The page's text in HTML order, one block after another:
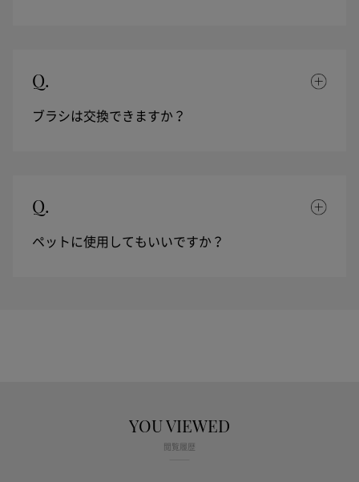
Q.
ブラシは交換できますか？
Q.
ペットに使用してもいいですか？
YOU VIEWED
閲覧履歴